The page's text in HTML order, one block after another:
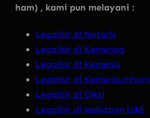
ham) , kami pun melayani :
Legalisir di Notaris
Legalisir di Kemenag
Legalisir di Kemenlu
Legalisir di Kemenkumham
Legalisir di Dikti
Legalisir di kedutaan UAE